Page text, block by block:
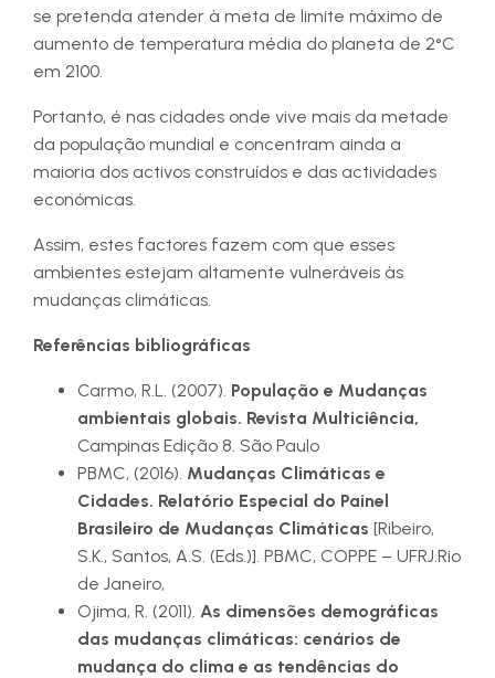
se pretenda atender à meta de limite máximo de
aumento de temperatura média do planeta de 2°C
em 2100.
Portanto, é nas cidades onde vive mais da metade
da população mundial e concentram ainda a
maioria dos activos construídos e das actividades
económicas.
Assim, estes factores fazem com que esses
ambientes estejam altamente vulneráveis às
mudanças climáticas.
Referências bibliográficas
Carmo, R.L. (2007). População e Mudanças
ambientais globais. Revista Multiciência,
Campinas Edição 8. São Paulo
PBMC, (2016). Mudanças Climáticas e
Cidades. Relatório Especial do Painel
Brasileiro de Mudanças Climáticas [Ribeiro,
S.K., Santos, A.S. (Eds.)]. PBMC, COPPE – UFRJ.Rio
de Janeiro,
Ojima, R. (2011). As dimensões demográficas
das mudanças climáticas: cenários de
mudança do clima e as tendências do